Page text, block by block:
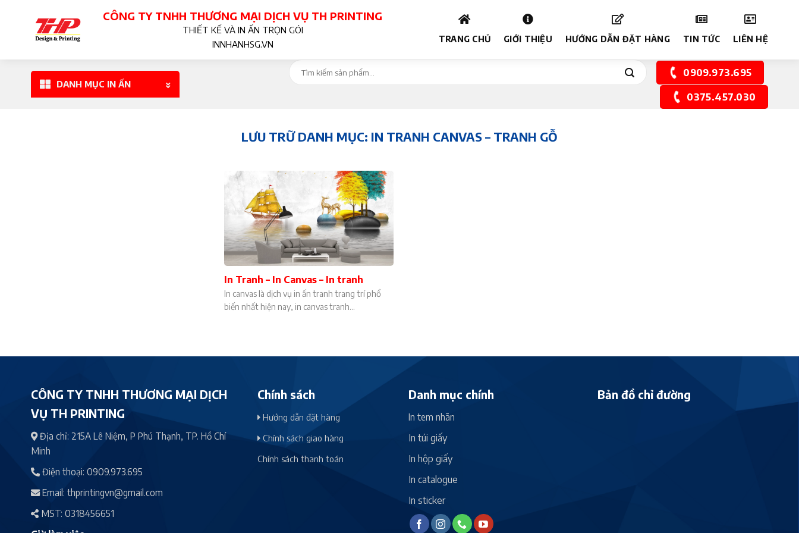
CÔNG TY TNHH THƯƠNG MẠI DỊCH VỤ TH PRINTING
THIẾT KẾ VÀ IN ẤN TRỌN GÓI
INNHANHSG.VN
TRANG CHỦ GIỚI THIỆU HƯỚNG DẪN ĐẶT HÀNG TIN TỨC LIÊN HỆ
DANH MỤC IN ẤN
0909.973.695
0375.457.030
LƯU TRỮ DANH MỤC: IN TRANH CANVAS – TRANH GỖ
In Tranh – In Canvas – In tranh
canvas
In canvas là dịch vụ in ấn tranh trang trí phổ
biến nhất hiện nay, in canvas tranh...
CÔNG TY TNHH THƯƠNG MẠI DỊCH
VỤ TH PRINTING
Địa chỉ: 215A Lê Niệm, P Phú Thạnh, TP. Hồ Chí
Minh
Điện thoại: 0909.973.695
Email: thprintingvn@gmail.com
MST: 0318456651
Chính sách
Hướng dẫn đặt hàng
Chính sách giao hàng
Chính sách thanh toán
Danh mục chính
In tem nhãn
In túi giấy
In hộp giấy
In catalogue
In sticker
Bản đồ chỉ đường